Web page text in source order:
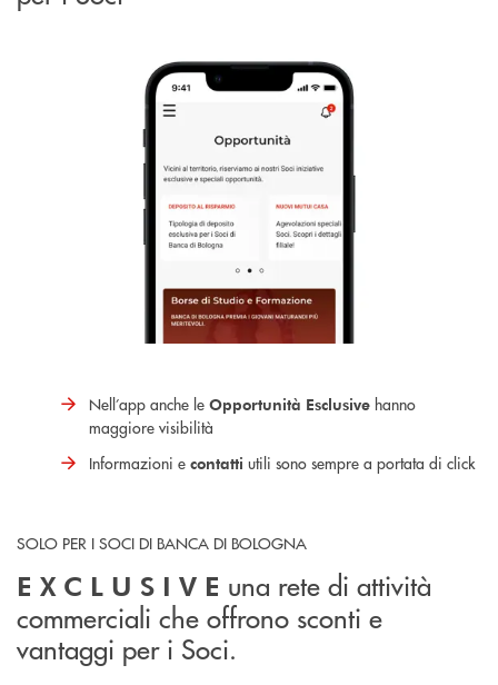
Nell’app anche le Opportunità Esclusive hanno
maggiore visibilità
Informazioni e contatti utili sono sempre a portata di click
SOLO PER I SOCI DI BANCA DI BOLOGNA
E X C L U S I V E una rete di attività
commerciali che offrono sconti e
vantaggi per i Soci.